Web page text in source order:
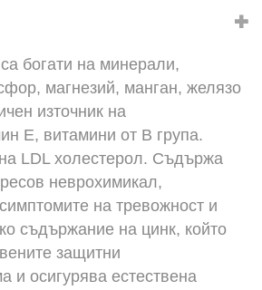
богати на минерали,
магнезий, манган, желязо
източник на
Е, витамини от В група.
LDL холестерол. Съдържа
неврохимикал,
на тревожност и
съдържание на цинк, който
защитни
и осигурява естествена